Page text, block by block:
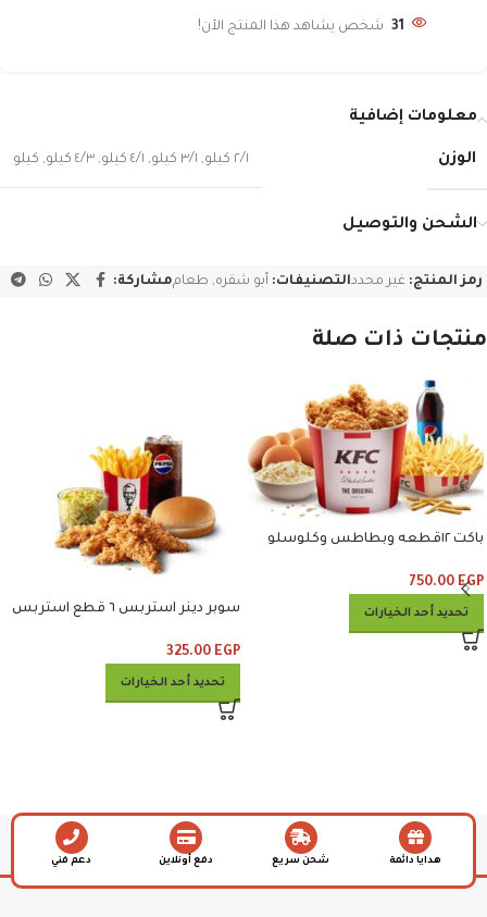
31 شخص يشاهد هذا المنتج الآن!
معلومات إضافية
الوزن ٢/١ كيلو , ٣/١ كيلو , ٤/١ كيلو , ٤/٣ كيلو , كيلو
الشحن والتوصيل
رمز المنتج: غير محددالتصنيفات: أبو شقره, طعاممشاركة:
منتجات ذات صلة
باكت ١٢قطعه وبطاطس وكلوسلو
750.00 EGP
تحديد أحد الخيارات
سوبر دينر استربس ٦ قطع استربس
325.00 EGP
تحديد أحد الخيارات
هدايا دائمة شحن سريع دفع أونلاين دعم فني